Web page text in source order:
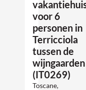
voor 6
personen in
Terricciola
tussen de
wijngaarden
(IT0269)
Toscane,